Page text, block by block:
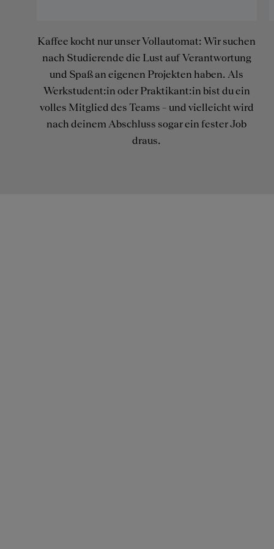
Kaffee kocht nur unser Vollautomat: Wir suchen
nach Studierende die Lust auf Verantwortung
und Spaß an eigenen Projekten haben. Als
Werkstudent:in oder Praktikant:in bist du ein
volles Mitglied des Teams – und vielleicht wird
nach deinem Abschluss sogar ein fester Job
draus.